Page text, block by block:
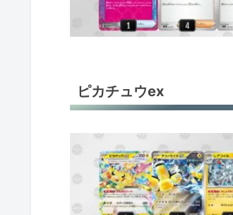
ポケカ環境デッキレ
ピカチュウex